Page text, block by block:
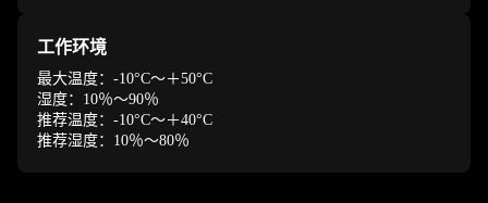
工作环境
最大温度：-10°C～＋50°C
湿度：10％～90％
推荐温度：-10°C～＋40°C
推荐湿度：10％～80％